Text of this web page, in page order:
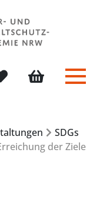
Menü
SDGs
der Ziele